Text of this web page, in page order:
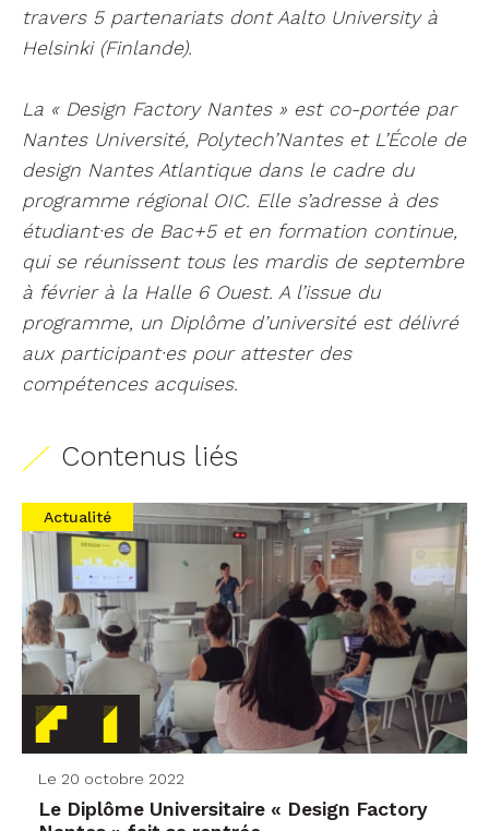
travers 5 partenariats dont Aalto University à
Helsinki (Finlande).
La « Design Factory Nantes » est co-portée par
Nantes Université, Polytech’Nantes et L’École de
design Nantes Atlantique dans le cadre du
programme régional OIC. Elle s’adresse à des
étudiant·es de Bac+5 et en formation continue,
qui se réunissent tous les mardis de septembre
à février à la Halle 6 Ouest. A l’issue du
programme, un Diplôme d’université est délivré
aux participant·es pour attester des
compétences acquises.
Contenus liés
Actualité
Le 20 octobre 2022
Le Diplôme Universitaire « Design Factory